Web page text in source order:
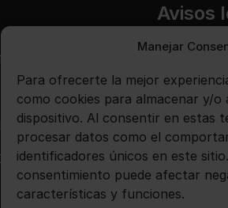
Manejar
Para ofrecerte la mejor
como cookies para almacenar y/
dispositivo. Al consentir en estas
procesar datos como el
identificadores únicos en este
consentimiento puede afectar
características y funciones.
Avisos
Aviso legal
Política de
Política